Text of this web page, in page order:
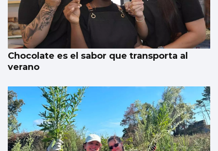
Chocolate es el sabor que transporta al
verano